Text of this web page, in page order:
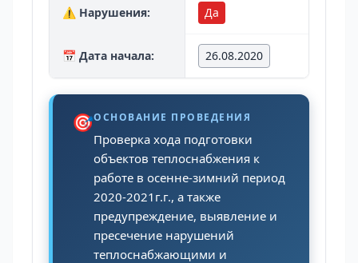
⚠️ Нарушения: Да
📅 Дата начала: 26.08.2020
🎯ОСНОВАНИЕ ПРОВЕДЕНИЯ
Проверка хода подготовки
объектов теплоснабжения к
работе в осенне-зимний период
2020-2021г.г., а также
предупреждение, выявление и
пресечение нарушений
теплоснабжающими и